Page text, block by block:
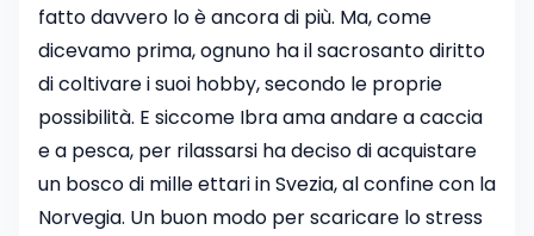
fatto davvero lo è ancora di più. Ma, come
dicevamo prima, ognuno ha il sacrosanto diritto
di coltivare i suoi hobby, secondo le proprie
possibilità. E siccome Ibra ama andare a caccia
e a pesca, per rilassarsi ha deciso di acquistare
un bosco di mille ettari in Svezia, al confine con la
Norvegia. Un buon modo per scaricare lo stress